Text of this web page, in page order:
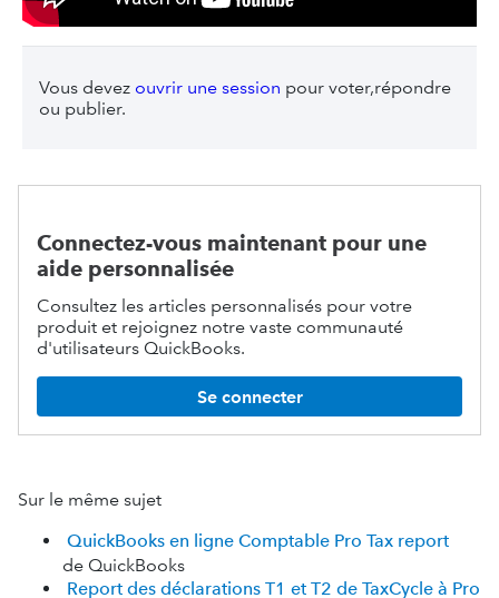
Vous devez ouvrir une session pour voter,répondre
ou publier.
Connectez-vous maintenant pour une
aide personnalisée
Consultez les articles personnalisés pour votre
produit et rejoignez notre vaste communauté
d'utilisateurs QuickBooks.
Se connecter
Sur le même sujet
QuickBooks en ligne Comptable Pro Tax report
de QuickBooks
Report des déclarations T1 et T2 de TaxCycle à Pro